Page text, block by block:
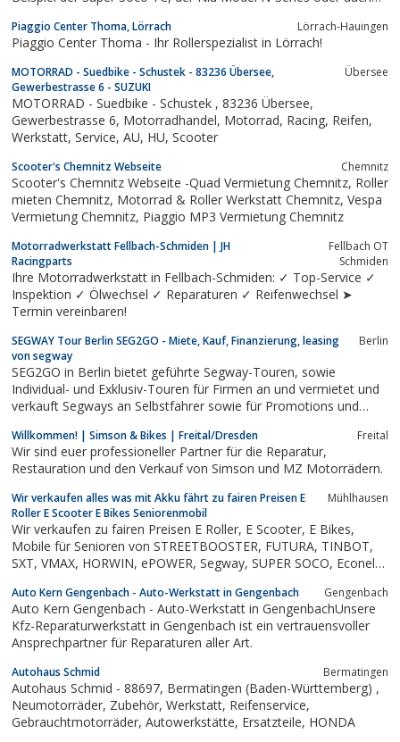
Elektro Fahrzeuge. Wie wäre es zum Beispiel mit einem LE
Piaggio Center Thoma, Lörrach Lörrach-Hauingen
Piaggio Center Thoma - Ihr Rollerspezialist in Lörrach!
MOTORRAD - Suedbike - Schustek - 83236 Übersee,
Gewerbestrasse 6 - SUZUKI
Übersee
MOTORRAD - Suedbike - Schustek , 83236 Übersee,
Gewerbestrasse 6, Motorradhandel, Motorrad, Racing, Reifen,
Werkstatt, Service, AU, HU, Scooter
Scooter's Chemnitz Webseite Chemnitz
Scooter's Chemnitz Webseite -Quad Vermietung Chemnitz, Roller
mieten Chemnitz, Motorrad & Roller Werkstatt Chemnitz, Vespa
Vermietung Chemnitz, Piaggio MP3 Vermietung Chemnitz
Motorradwerkstatt Fellbach-Schmiden | JH
Racingparts
Fellbach OT
Schmiden
Ihre Motorradwerkstatt in Fellbach-Schmiden: ✓ Top-Service ✓
Inspektion ✓ Ölwechsel ✓ Reparaturen ✓ Reifenwechsel ➤
Termin vereinbaren!
SEGWAY Tour Berlin SEG2GO - Miete, Kauf, Finanzierung, leasing
von segway
Berlin
SEG2GO in Berlin bietet geführte Segway-Touren, sowie
Individual- und Exklusiv-Touren für Firmen an und vermietet und
verkauft Segways an Selbstfahrer sowie für Promotions und
Willkommen! | Simson & Bikes | Freital/Dresden Freital
Wir sind euer professioneller Partner für die Reparatur,
Restauration und den Verkauf von Simson und MZ Motorrädern.
Wir verkaufen alles was mit Akku fährt zu fairen Preisen E
Roller E Scooter E Bikes Seniorenmobil
Mühlhausen
Wir verkaufen zu fairen Preisen E Roller, E Scooter, E Bikes,
Mobile für Senioren von STREETBOOSTER, FUTURA, TINBOT,
SXT, VMAX, HORWIN, ePOWER, Segway, SUPER SOCO, Econelo,
Auto Kern Gengenbach - Auto-Werkstatt in Gengenbach Gengenbach
Auto Kern Gengenbach - Auto-Werkstatt in GengenbachUnsere
Kfz-Reparaturwerkstatt in Gengenbach ist ein vertrauensvoller
Ansprechpartner für Reparaturen aller Art.
Autohaus Schmid Bermatingen
Autohaus Schmid - 88697, Bermatingen (Baden-Württemberg) ,
Neumotorräder, Zubehör, Werkstatt, Reifenservice,
Gebrauchtmotorräder, Autowerkstätte, Ersatzteile, HONDA